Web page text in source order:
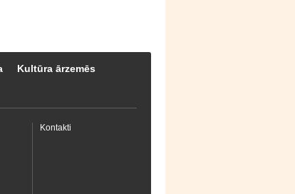
Kultūra ārzemēs
Kontakti